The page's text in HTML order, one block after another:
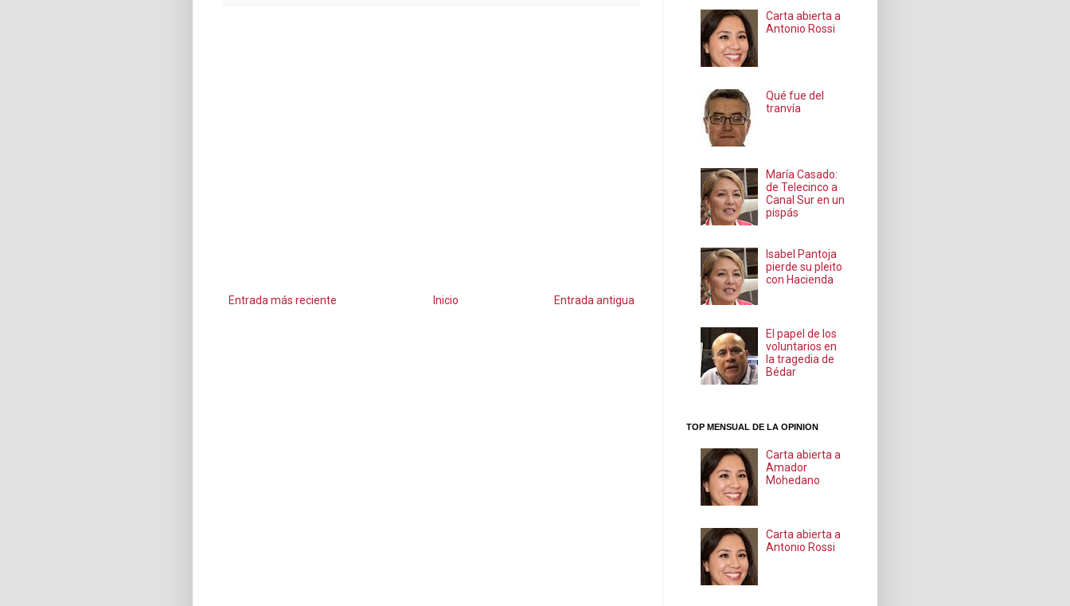
Entrada más reciente Entrada antigua
Inicio
Carta abierta a
Antonio Rossi
Qué fue del
tranvía
María Casado:
de Telecinco a
Canal Sur en un
pispás
Isabel Pantoja
pierde su pleito
con Hacienda
El papel de los
voluntarios en
la tragedia de
Bédar
TOP MENSUAL DE LA OPINION
Carta abierta a
Amador
Mohedano
Carta abierta a
Antonio Rossi